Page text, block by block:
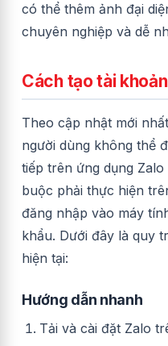
có thể thêm ảnh đại
chuyên nghiệp và dễ
Cách tạo tài
Theo cập nhật mới
người dùng không thể
tiếp trên ứng dụng
buộc phải thực hiện
đăng nhập vào máy
khẩu. Dưới đây là quy
hiện tại:
Hướng dẫn nhanh
Tải và cài đặt Zalo